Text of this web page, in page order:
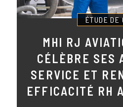
ÉTUDE DE
MHI RJ
CÉLÈBRE SES
SERVICE ET
EFFICACITÉ RH